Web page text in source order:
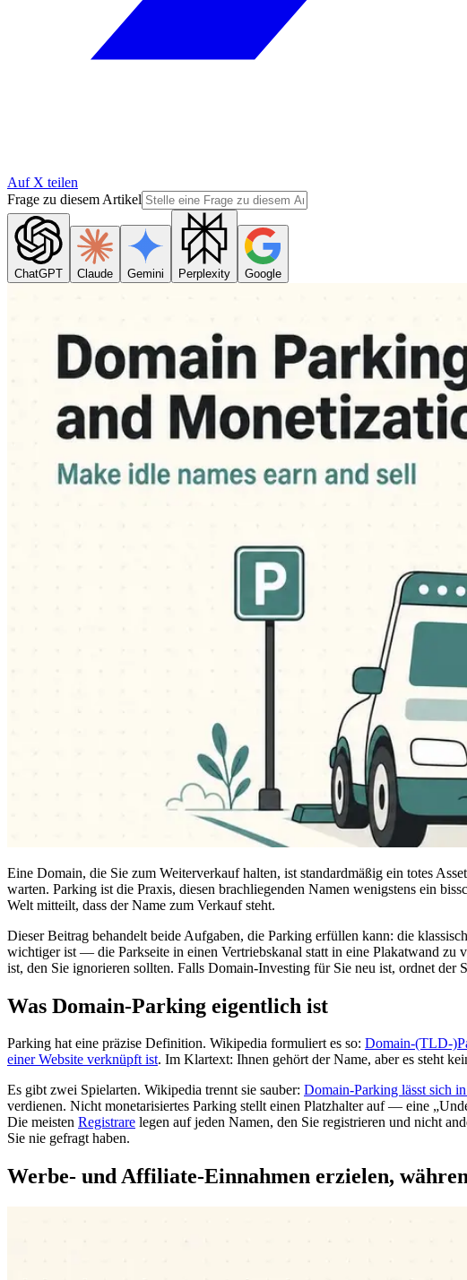
Auf X teilen
Frage zu diesem Artikel
ChatGPT Claude Gemini Perplexity Google
Eine Domain, die Sie zum Weiterverkauf halten, ist standardmäßig ein totes
warten. Parking ist die Praxis, diesen brachliegenden Namen wenigstens ein
Welt mitteilt, dass der Name zum Verkauf steht.
Dieser Beitrag behandelt beide Aufgaben, die Parking erfüllen kann: die
wichtiger ist — die Parkseite in einen Vertriebskanal statt in eine Plakatwand
ist, den Sie ignorieren sollten. Falls Domain-Investing für Sie neu ist, ordnet der
Was Domain-Parking eigentlich ist
Parking hat eine präzise Definition. Wikipedia formuliert es so: Domain-(TLD-
einer Website verknüpft ist. Im Klartext: Ihnen gehört der Name, aber es steht
Es gibt zwei Spielarten. Wikipedia trennt sie sauber: Domain-Parking lässt sich
verdienen. Nicht monetarisiertes Parking stellt einen Platzhalter auf — eine
Die meisten Registrare legen auf jeden Namen, den Sie registrieren und nicht
Sie nie gefragt haben.
Werbe- und Affiliate-Einnahmen erzielen,